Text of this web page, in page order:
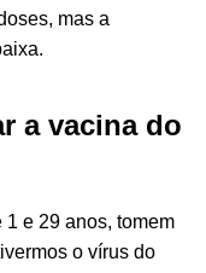
mas a
a vacina do
e 29 anos, tomem
o vírus do